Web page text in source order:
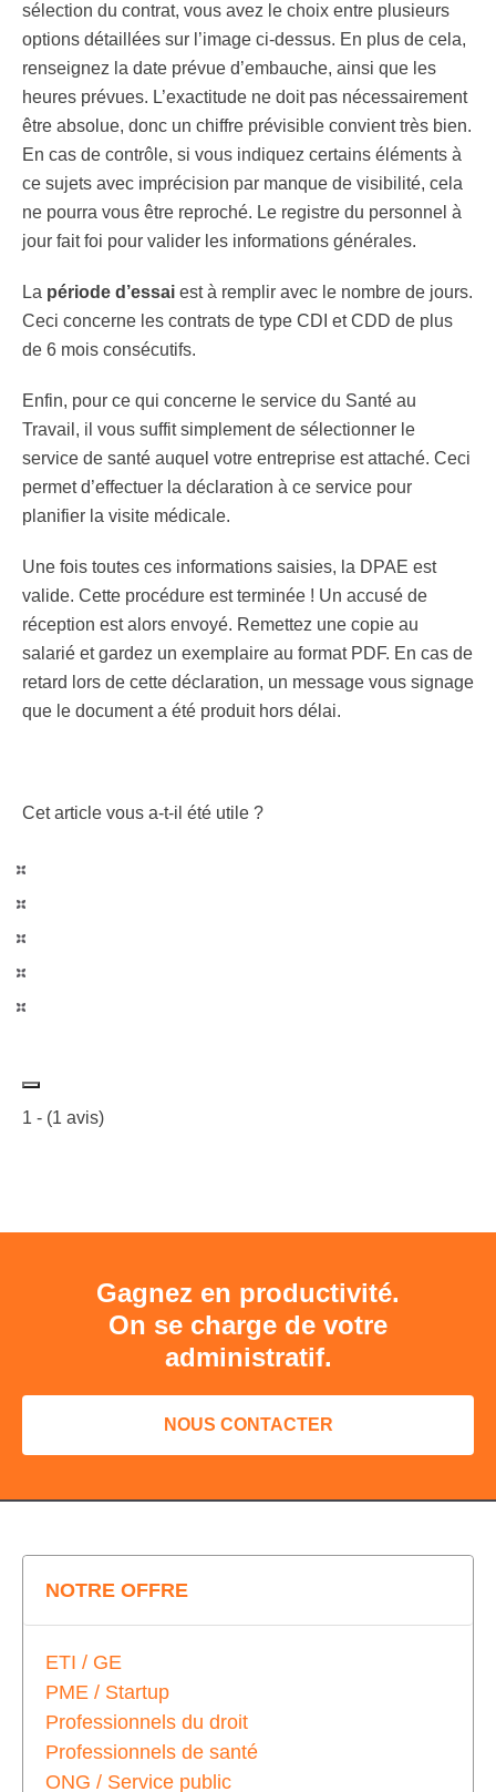
sélection du contrat, vous avez le choix entre plusieurs
options détaillées sur l’image ci-dessus. En plus de cela,
renseignez la date prévue d’embauche, ainsi que les
heures prévues. L’exactitude ne doit pas nécessairement
être absolue, donc un chiffre prévisible convient très bien.
En cas de contrôle, si vous indiquez certains éléments à
ce sujets avec imprécision par manque de visibilité, cela
ne pourra vous être reproché. Le registre du personnel à
jour fait foi pour valider les informations générales.
La période d’essai est à remplir avec le nombre de jours.
Ceci concerne les contrats de type CDI et CDD de plus
de 6 mois consécutifs.
Enfin, pour ce qui concerne le service du Santé au
Travail, il vous suffit simplement de sélectionner le
service de santé auquel votre entreprise est attaché. Ceci
permet d’effectuer la déclaration à ce service pour
planifier la visite médicale.
Une fois toutes ces informations saisies, la DPAE est
valide. Cette procédure est terminée ! Un accusé de
réception est alors envoyé. Remettez une copie au
salarié et gardez un exemplaire au format PDF. En cas de
retard lors de cette déclaration, un message vous signage
que le document a été produit hors délai.
Cet article vous a-t-il été utile ?
1 - (1 avis)
Gagnez en productivité.
On se charge de votre
administratif.
NOUS CONTACTER
NOTRE OFFRE
ETI / GE
PME / Startup
Professionnels du droit
Professionnels de santé
ONG / Service public